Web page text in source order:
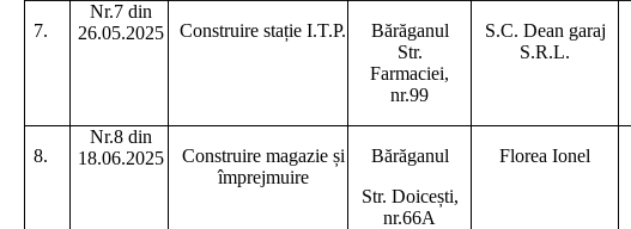
7.
Nr.7 din
26.05.2025
Construire stație I.T.P.
Bărăganul
Str.
Farmaciei,
nr.99
S.C. Dean garaj
S.R.L.
8.
Nr.8 din
18.06.2025
Construire magazie și
împrejmuire
Bărăganul
Str. Doicești,
nr.66A
Florea Ionel